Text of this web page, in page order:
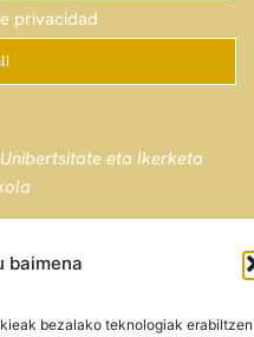
baimena
bezalako teknologiak erabiltzen
privacidad
eta Ikerketa
software